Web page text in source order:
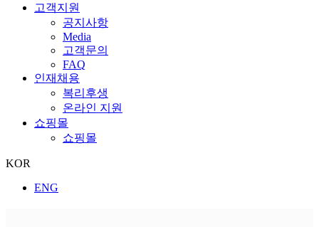
고객지원
공지사항
Media
고객문의
FAQ
인재채용
복리후생
온라인 지원
쇼핑몰
쇼핑몰
KOR
ENG